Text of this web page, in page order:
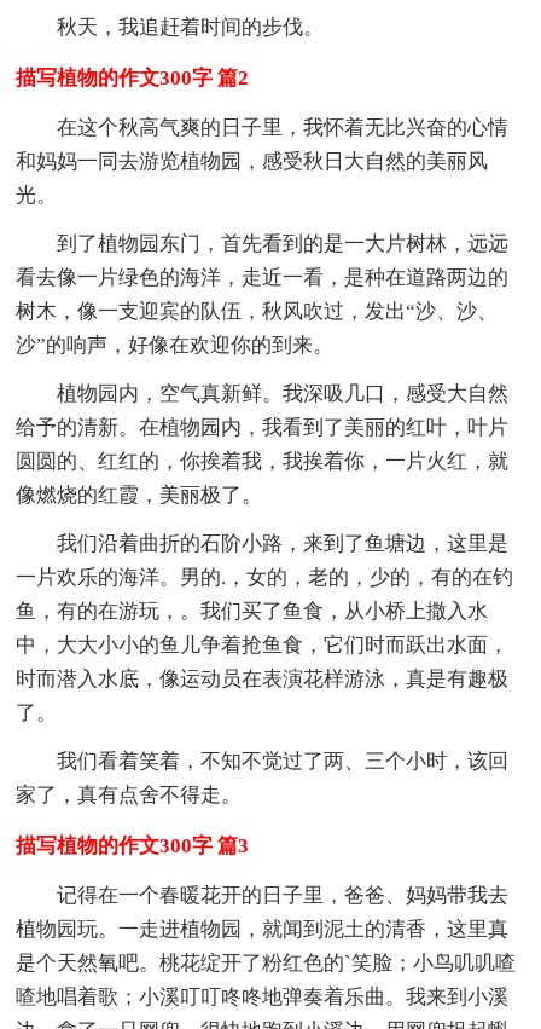
秋天，我追赶着时间的步伐。
描写植物的作文300字 篇2
在这个秋高气爽的日子里，我怀着无比兴奋的心情
和妈妈一同去游览植物园，感受秋日大自然的美丽风
光。
到了植物园东门，首先看到的是一大片树林，远远
看去像一片绿色的海洋，走近一看，是种在道路两边的
树木，像一支迎宾的队伍，秋风吹过，发出“沙、沙、
沙”的响声，好像在欢迎你的到来。
植物园内，空气真新鲜。我深吸几口，感受大自然
给予的清新。在植物园内，我看到了美丽的红叶，叶片
圆圆的、红红的，你挨着我，我挨着你，一片火红，就
像燃烧的红霞，美丽极了。
我们沿着曲折的石阶小路，来到了鱼塘边，这里是
一片欢乐的海洋。男的.，女的，老的，少的，有的在钓
鱼，有的在游玩，。我们买了鱼食，从小桥上撒入水
中，大大小小的鱼儿争着抢鱼食，它们时而跃出水面，
时而潜入水底，像运动员在表演花样游泳，真是有趣极
了。
我们看着笑着，不知不觉过了两、三个小时，该回
家了，真有点舍不得走。
描写植物的作文300字 篇3
记得在一个春暖花开的日子里，爸爸、妈妈带我去
植物园玩。一走进植物园，就闻到泥土的清香，这里真
是个天然氧吧。桃花绽开了粉红色的`笑脸；小鸟叽叽喳
喳地唱着歌；小溪叮叮咚咚地弹奏着乐曲。我来到小溪